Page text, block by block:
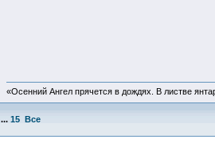
«Осенний Ангел прячется в дождях. В листве
... 15 Все